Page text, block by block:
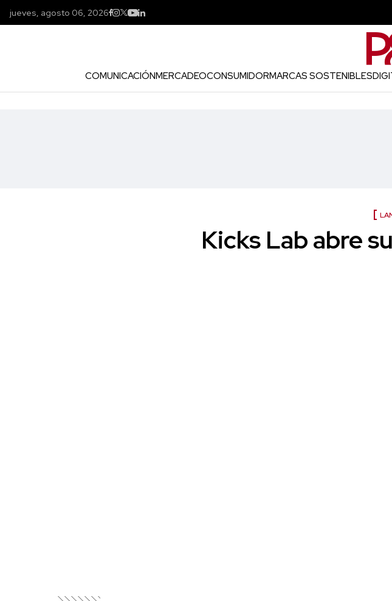
jueves, agosto 06, 2026
COMUNICACIÓNMERCADEOCONSUMIDORMARCAS SOSTENIBLES
Kicks Lab abre